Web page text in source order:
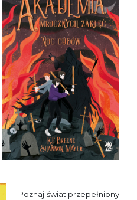
Poznaj świat przepełniony